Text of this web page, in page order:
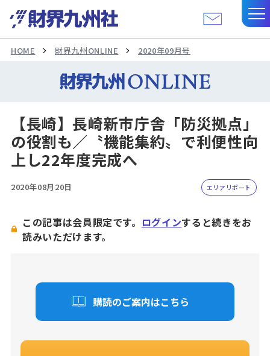
HOME 財界九州ONLINE 2020年09月号
【長崎】長崎新市庁舎「防災拠点」
の役割も／〝機能集約〟で利便性向
上し22年度完成へ
2020年08月20日 エリアリポート
この記事は会員限定です。 ログインすると続きをお
読みいただけます。
購読のご案内はこちら